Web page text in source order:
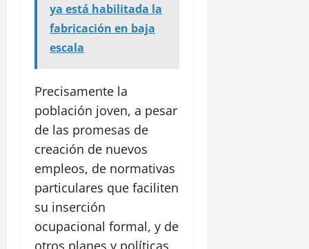
ya está habilitada la
fabricación en baja
escala
Precisamente la
población joven, a pesar
de las promesas de
creación de nuevos
empleos, de normativas
particulares que faciliten
su inserción
ocupacional formal, y de